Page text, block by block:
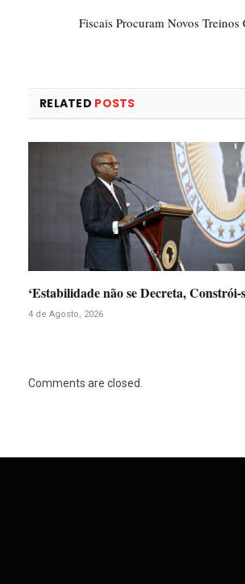
Fiscais Procuram Novos
RELATED POSTS
‘Estabilidade não se Decreta, Constrói-
4 de Agosto, 2026
Comments are closed.